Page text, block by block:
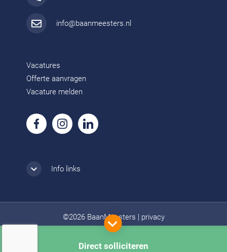
Direct solliciteren
info@baanmeesters.nl
Vacatures
Offerte aanvragen
Vacature melden
Info links
©2026 BaanMeesters privacy